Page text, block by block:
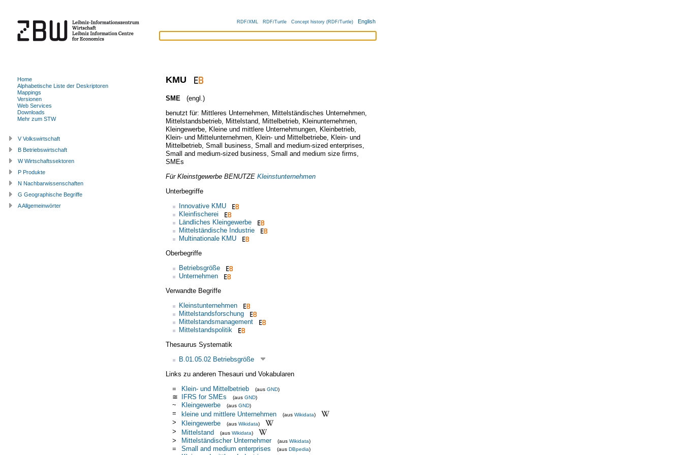
RDF/XML RDF/Turtle Concept history (RDF/Turtle) English
KMU
SME
(engl.)
benutzt für: Mittleres Unternehmen, Mittelständisches Unternehmen,
Mittelstandsbetrieb, Mittelstand, Mittelbetrieb, Kleinunternehmen,
Kleingewerbe, Kleine und mittlere Unternehmungen, Kleinbetrieb,
Klein- und Mittelunternehmen, Klein- und Mittelbetriebe, Klein- und
Mittelbetrieb, Small business Small and medium-sized enterprises
Small and medium-sized business Small and medium size firms
SMEs
Für KleinstgewerbeBENUTZE Kleinstunternehmen
Unterbegriffe
Innovative KMU
Kleinfischerei
Ländliches Kleingewerbe
Mittelständische Industrie
Multinationale KMU
Oberbegriffe
Betriebsgröße
Unternehmen
Verwandte Begriffe
Kleinstunternehmen
Mittelstandsforschung
Mittelstandsmanagement
Mittelstandspolitik
Thesaurus Systematik
B.01.05.02 Betriebsgröße
Links zu anderen Thesauri und Vokabularen
=
Klein- und Mittelbetrieb (aus GND)
≅ IFRS for SMEs (aus GND)
~ Kleingewerbe (aus GND)
= kleine und mittlere Unternehmen (aus Wikidata)
> Kleingewerbe (aus Wikidata)
> Mittelstand (aus Wikidata)
> Mittelständischer Unternehmer (aus Wikidata)
= Small and medium enterprises (aus DBpedia)
Home
Alphabetische Liste der Deskriptoren
Mappings
Versionen
Web Services
Downloads
Mehr zum STW
V Volkswirtschaft
B Betriebswirtschaft
W Wirtschaftssektoren
P Produkte
N Nachbarwissenschaften
G Geographische Begriffe
A Allgemeinwörter